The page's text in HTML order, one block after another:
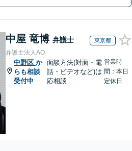
中屋 竜博 弁護士 東京都
弁護士法人AO
中野区 か
らも相談
受付中
面談方法(対面・電
話・ビデオなど)は
応相談
営業時
間：本日
定休日